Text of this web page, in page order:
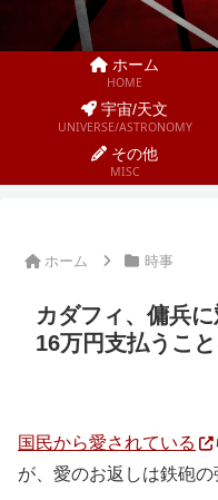
ホーム
HOME
宇宙/天文
UNIVERSE/ASTRONOMY
その他
MISC
ホーム 時事
カダフィ、傭兵
16万円支払うこ
国民から愛されている
が、愛のお返しは鉄砲の